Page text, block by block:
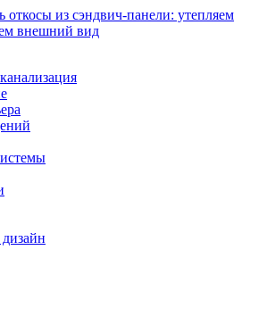
откосы из сэндвич-панели: утепляем
внешний вид